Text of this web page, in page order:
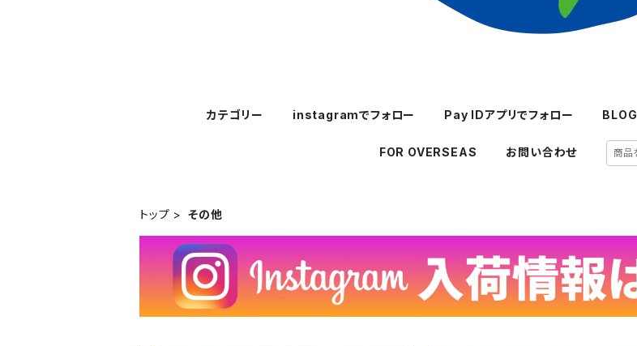
カテゴリー instagramでフォロー Pay IDアプリでフォロー BLOG
FOR OVERSEAS お問い合わせ
トップ その他